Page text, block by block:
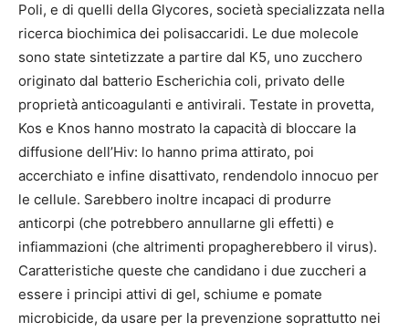
Poli, e di quelli della Glycores, società specializzata nella
ricerca biochimica dei polisaccaridi. Le due molecole
sono state sintetizzate a partire dal K5, uno zucchero
originato dal batterio Escherichia coli, privato delle
proprietà anticoagulanti e antivirali. Testate in provetta,
Kos e Knos hanno mostrato la capacità di bloccare la
diffusione dell’Hiv: lo hanno prima attirato, poi
accerchiato e infine disattivato, rendendolo innocuo per
le cellule. Sarebbero inoltre incapaci di produrre
anticorpi (che potrebbero annullarne gli effetti) e
infiammazioni (che altrimenti propagherebbero il virus).
Caratteristiche queste che candidano i due zuccheri a
essere i principi attivi di gel, schiume e pomate
microbicide, da usare per la prevenzione soprattutto nei